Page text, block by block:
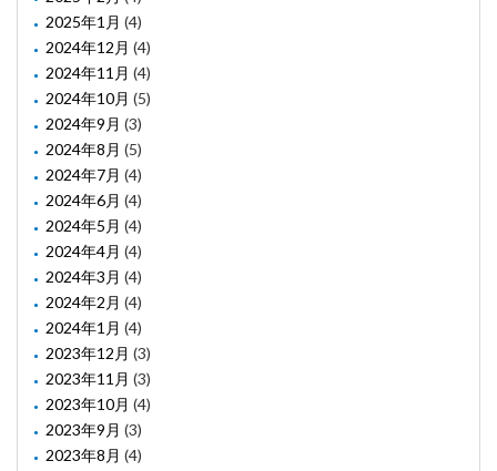
2025年1月 (4)
2024年12月 (4)
2024年11月 (4)
2024年10月 (5)
2024年9月 (3)
2024年8月 (5)
2024年7月 (4)
2024年6月 (4)
2024年5月 (4)
2024年4月 (4)
2024年3月 (4)
2024年2月 (4)
2024年1月 (4)
2023年12月 (3)
2023年11月 (3)
2023年10月 (4)
2023年9月 (3)
2023年8月 (4)